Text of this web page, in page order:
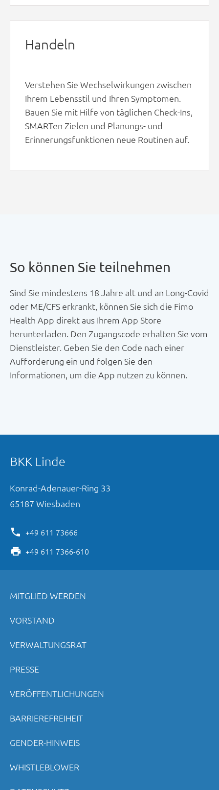
Handeln
Verstehen Sie Wechselwirkungen zwischen
Ihrem Lebensstil und Ihren Symptomen.
Bauen Sie mit Hilfe von täglichen Check-Ins,
SMARTen Zielen und Planungs- und
Erinnerungsfunktionen neue Routinen auf.
So können Sie teilnehmen
Sind Sie mindestens 18 Jahre alt und an Long-Covid
oder ME/CFS erkrankt, können Sie sich die Fimo
Health App direkt aus Ihrem App Store
herunterladen. Den Zugangscode erhalten Sie vom
Dienstleister. Geben Sie den Code nach einer
Aufforderung ein und folgen Sie den
Informationen, um die App nutzen zu können.
BKK Linde
Konrad-Adenauer-Ring 33
65187 Wiesbaden
+49 611 73666
+49 611 7366-610
MITGLIED WERDEN
VORSTAND
VERWALTUNGSRAT
PRESSE
VERÖFFENTLICHUNGEN
BARRIEREFREIHEIT
GENDER-HINWEIS
WHISTLEBLOWER